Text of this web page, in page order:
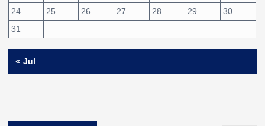
24
25 26 27 28 29
30
31
« Jul